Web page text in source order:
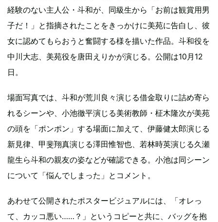
経験のない主人公・斗和が、同級生から「お前は観賞用男
子だ！」と指摘されたことをきっかけに美苑に告白し、彼
女に認めてもらおうと奮闘する様を描いた作品。斗和役を
中川大志、美苑役を唐田えりかが演じる。公開は10月12
日。
場面写真では、斗和が荒川良々演じる借金取りに詰め寄ら
れるシーンや、小池徹平演じる美術教師・柾木隆次が美苑
の頭を「ポンポン」する場面に加えて、伊藤健太郎演じる
新見律、甲斐翔真演じる澤田惟智也、若林時英演じる久瀬
龍生ら斗和の親友の姿などが確認できる。小池は同シーン
について「悩んでしまった」とコメント。
あわせて公開されたポスタービジュアルには、「オレっ
て、カッコ悪い……？」というコピーと共に、バッグを抱